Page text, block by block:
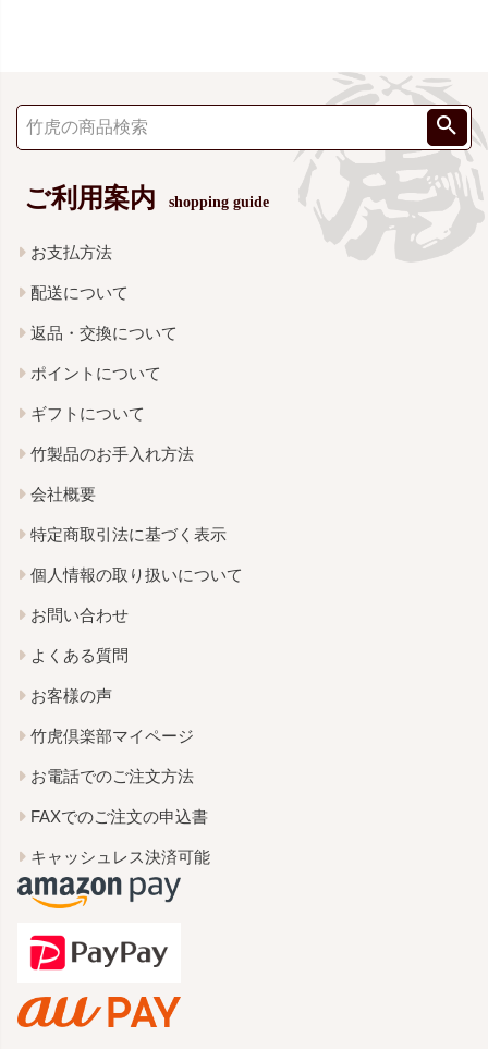
ご利用案内 shopping guide
お支払方法
配送について
返品・交換について
ポイントについて
ギフトについて
竹製品のお手入れ方法
会社概要
特定商取引法に基づく表示
個人情報の取り扱いについて
お問い合わせ
よくある質問
お客様の声
竹虎倶楽部マイページ
お電話でのご注文方法
FAXでのご注文の申込書
キャッシュレス決済可能